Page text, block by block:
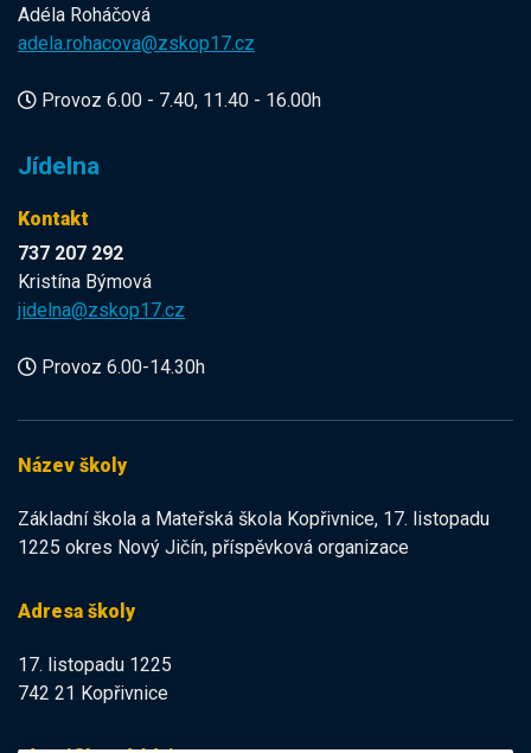
Adéla Roháčová
adela.rohacova@zskop17.cz
Provoz 6.00 - 7.40, 11.40 - 16.00h
Jídelna
Kontakt
737 207 292
Kristína Býmová
jidelna@zskop17.cz
Provoz 6.00-14.30h
Název školy
Základní škola a Mateřská škola Kopřivnice, 17. listopadu
1225 okres Nový Jičín, příspěvková organizace
Adresa školy
17. listopadu 1225
742 21 Kopřivnice